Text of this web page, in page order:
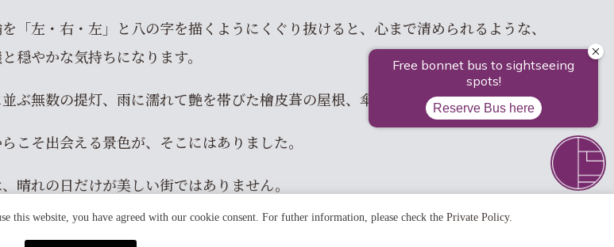
「左・右・左」と八の字を描くようにくぐり抜けると、心まで清められるような、
穏やかな気持ちになります。
ぶ無数の提灯、雨に濡れて艶を帯びた檜皮葺の屋根、傘越しに眺める本殿──。
こそ出会える景色が、そこにはありました。
晴れの日だけが美しい街ではありません。
を止めて耳を澄ませば、雨音までもが風景の一部となり、いつもの京都とは違う表情
this website, you have agreed with our cookie consent. For futher information, please check the Private Policy.